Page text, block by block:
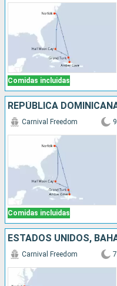
Comidas incluidas
Comidas incluidas
Carnival Freedom
ESTADOS UNIDOS,
Carnival Freedom